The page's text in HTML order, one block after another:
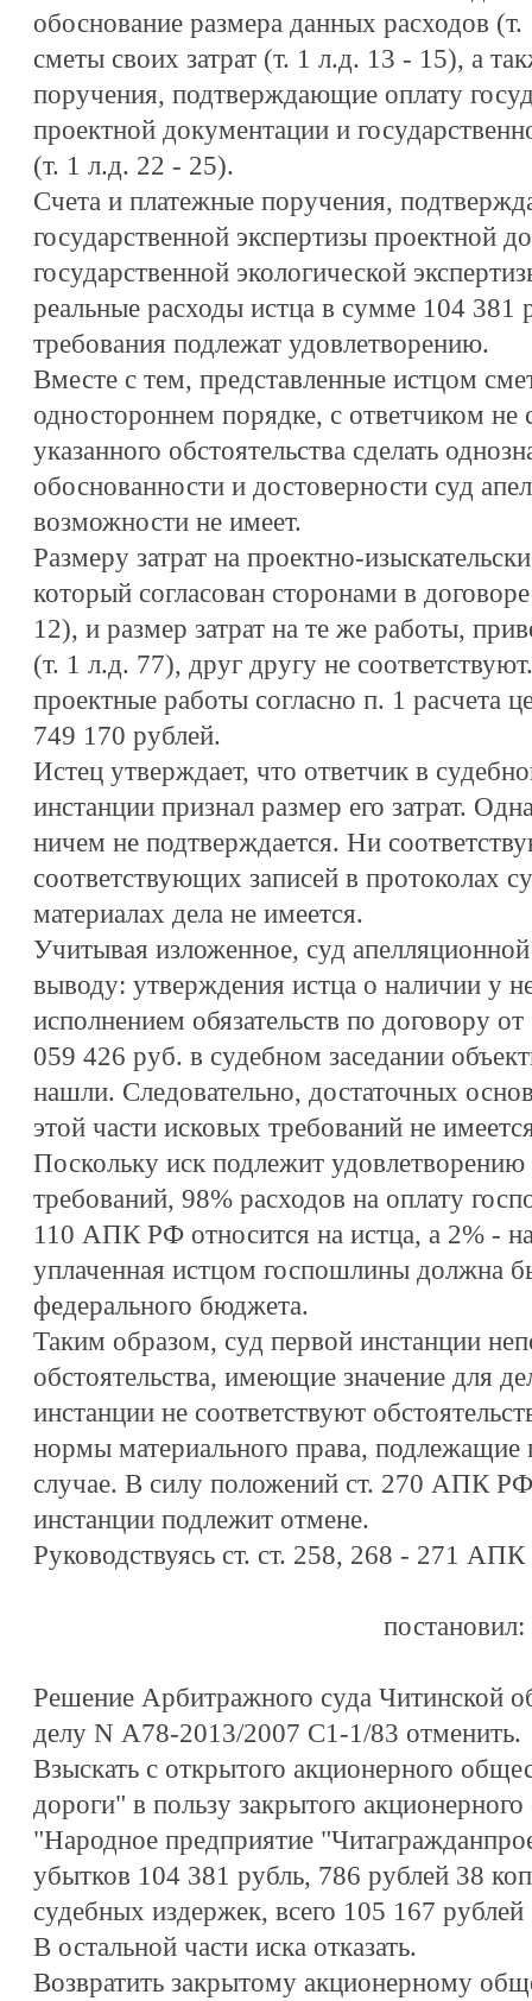
обоснование размера данных расходов
сметы своих затрат (т. 1 л.д. 13 - 15), а
поручения, подтверждающие оплату
проектной документации и
(т. 1 л.д. 22 - 25).
Счета и платежные поручения,
государственной экспертизы проектной
государственной экологической
реальные расходы истца в сумме 104 381
требования подлежат удовлетворению.
Вместе с тем, представленные истцом
одностороннем порядке, с ответчиком не
указанного обстоятельства сделать
обоснованности и достоверности суд
возможности не имеет.
Размеру затрат на проектно-
который согласован сторонами в
12), и размер затрат на те же работы,
(т. 1 л.д. 77), друг другу не
проектные работы согласно п. 1 расчета
749 170 рублей.
Истец утверждает, что ответчик в
инстанции признал размер его затрат.
ничем не подтверждается. Ни
соответствующих записей в протоколах
материалах дела не имеется.
Учитывая изложенное, суд
выводу: утверждения истца о наличии у
исполнением обязательств по договору
059 426 руб. в судебном заседании
нашли. Следовательно, достаточных
этой части исковых требований не
Поскольку иск подлежит
требований, 98% расходов на оплату
110 АПК РФ относится на истца, а 2% -
уплаченная истцом госпошлины должна
федерального бюджета.
Таким образом, суд первой инстанции
обстоятельства, имеющие значение для
инстанции не соответствуют
нормы материального права,
случае. В силу положений ст. 270 АПК
инстанции подлежит отмене.
Руководствуясь ст. ст. 258, 268 - 271
постановил:
Решение Арбитражного суда Читинской
делу N А78-2013/2007 С1-1/83 отменить.
Взыскать с открытого акционерного
дороги" в пользу закрытого
"Народное предприятие
убытков 104 381 рубль, 786 рублей 38
судебных издержек, всего 105 167 рублей
В остальной части иска отказать.
Возвратить закрытому акционерному